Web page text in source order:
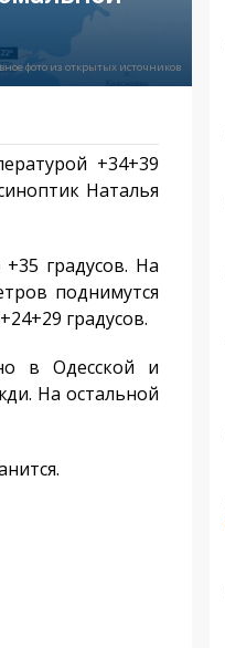
фото из открытых источников
+34+39
Наталья
градусов. На
поднимутся
градусов.
в Одесской и
На остальной